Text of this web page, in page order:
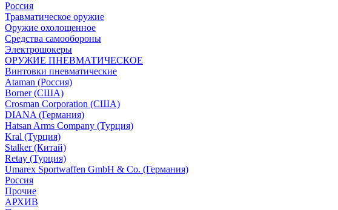
Россия
Травматическое оружие
Оружие охолощенное
Средства самообороны
Электрошокеры
ОРУЖИЕ ПНЕВМАТИЧЕСКОЕ
Винтовки пневматические
Ataman (Россия)
Borner (США)
Crosman Corporation (США)
DIANA (Германия)
Hatsan Arms Company (Турция)
Kral (Турция)
Stalker (Китай)
Retay (Турция)
Umarex Sportwaffen GmbH & Co. (Германия)
Россия
Прочие
АРХИВ